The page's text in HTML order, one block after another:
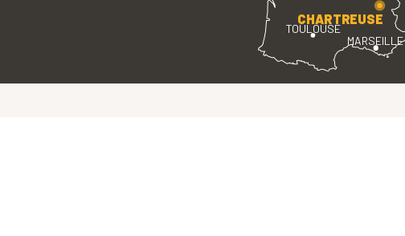
TOULOUSE
MARSEILLE
CHARTREUSE